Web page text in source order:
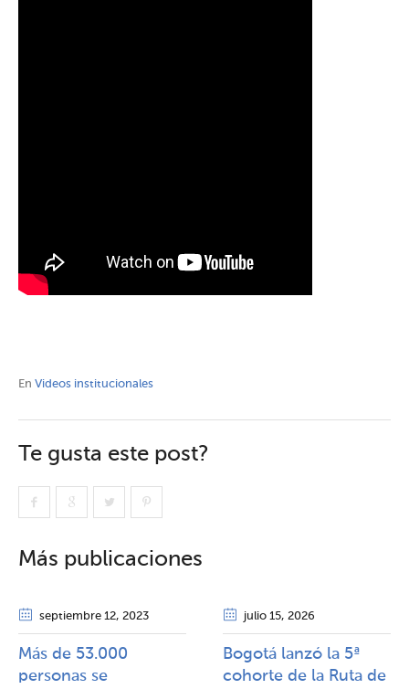
En Videos institucionales
Te gusta este post?
Más publicaciones
septiembre 12, 2023
Más de 53.000
personas se
julio 15, 2026
Bogotá lanzó la 5ª
cohorte de la Ruta de